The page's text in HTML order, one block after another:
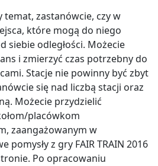
temat, zastanówcie, czy w
które mogą do niego
siebie odległości. Możecie
i zmierzyć czas potrzebny do
Stacje nie powinny być zbyt
się nad liczbą stacji oraz
Możecie przydzielić
placówkom
zaangażowanym w
pomysły z gry FAIR TRAIN 2016
Po opracowaniu